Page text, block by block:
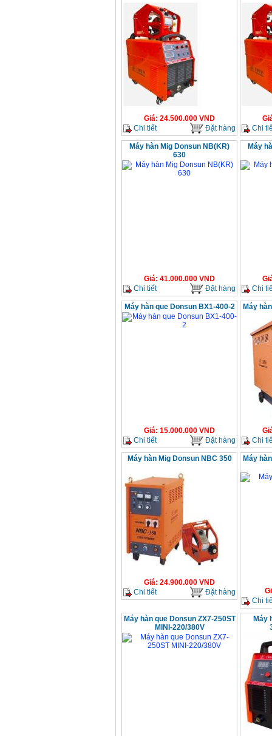
Giá: 24.500.000 VND
Chi tiết
Đặt hàng
Chi
Máy hàn Mig Donsun NB(KR)
630
Giá: 41.000.000 VND
Chi tiết
Đặt hàng
Máy
Chi
Máy hàn que Donsun BX1-400-2
Giá: 15.000.000 VND
Chi tiết
Đặt hàng
Máy
Chi
Máy hàn Mig Donsun NBC 350
Giá: 24.900.000 VND
Chi tiết
Đặt hàng
Máy
Chi
Máy hàn que Donsun ZX7-250ST
MINI-220/380V
Máy